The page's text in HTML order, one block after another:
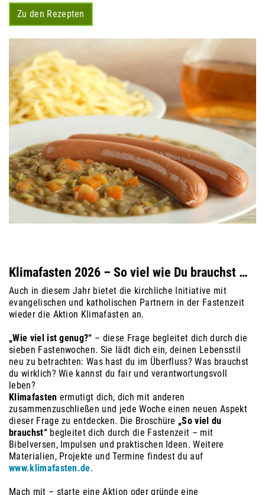
Zu den Rezepten
Klimafasten 2026 – So viel wie Du brauchst …
Auch in diesem Jahr bietet die kirchliche Initiative mit
evangelischen und katholischen Partnern in der Fastenzeit
wieder die Aktion Klimafasten an.
„Wie viel ist genug?“ – diese Frage begleitet dich durch die
sieben Fastenwochen. Sie lädt dich ein, deinen Lebensstil
neu zu betrachten: Was hast du im Überfluss? Was brauchst
du wirklich? Wie kannst du fair und verantwortungsvoll
leben?
Klimafasten ermutigt dich, dich mit anderen
zusammenzuschließen und jede Woche einen neuen Aspekt
dieser Frage zu entdecken. Die Broschüre „So viel du
brauchst“begleitet dich durch die Fastenzeit – mit
Bibelversen, Impulsen und praktischen Ideen. Weitere
Materialien, Projekte und Termine findest du auf
www.klimafasten.de.
Mach mit – starte eine Aktion oder gründe eine